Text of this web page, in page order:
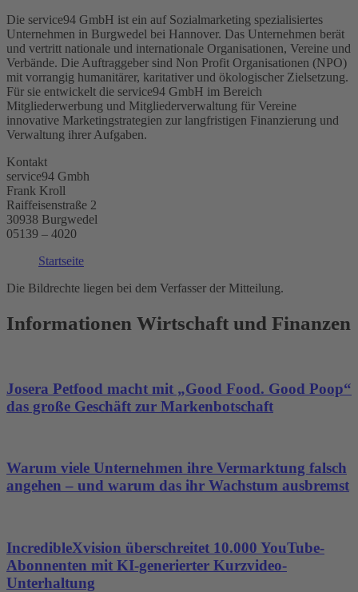
Die service94 GmbH ist ein auf Sozialmarketing spezialisiertes
Unternehmen in Burgwedel bei Hannover. Das Unternehmen berät
und vertritt nationale und internationale Organisationen, Vereine und
Verbände. Die Auftraggeber sind Non Profit Organisationen (NPO)
mit vorrangig humanitärer, karitativer und ökologischer Zielsetzung.
Für sie entwickelt die service94 GmbH im Bereich
Mitgliederwerbung und Mitgliederverwaltung für Vereine
innovative Marketingstrategien zur langfristigen Finanzierung und
Verwaltung ihrer Aufgaben.
Kontakt
service94 Gmbh
Frank Kroll
Raiffeisenstraße 2
30938 Burgwedel
05139 – 4020
Startseite
Die Bildrechte liegen bei dem Verfasser der Mitteilung.
Informationen Wirtschaft und Finanzen
Josera Petfood macht mit „Good Food. Good Poop“
das große Geschäft zur Markenbotschaft
Warum viele Unternehmen ihre Vermarktung falsch
angehen – und warum das ihr Wachstum ausbremst
IncredibleXvision überschreitet 10.000 YouTube-
Abonnenten mit KI-generierter Kurzvideo-
Unterhaltung